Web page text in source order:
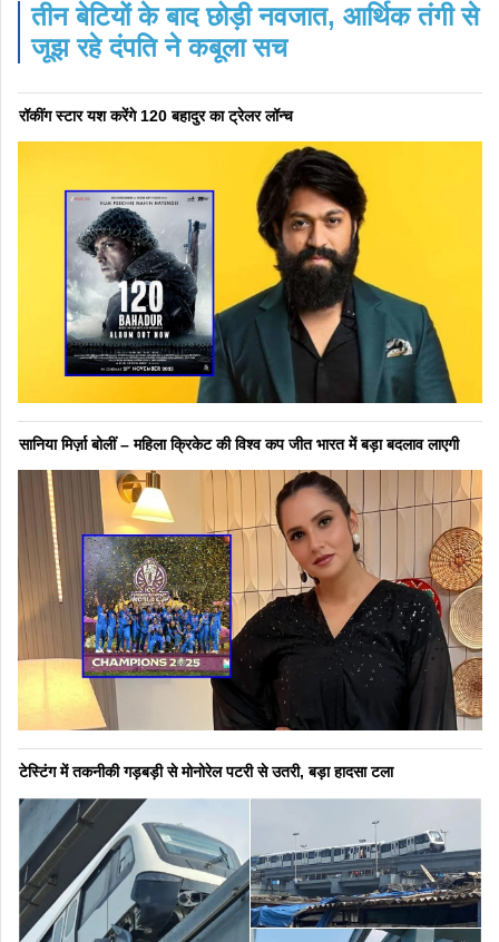
तीन बेटियों के बाद छोड़ी नवजात, आर्थिक तंगी से
जूझ रहे दंपति ने कबूला सच
रॉकींग स्टार यश करेंगे 120 बहादुर का ट्रेलर लॉन्च
सानिया मिर्ज़ा बोलीं – महिला क्रिकेट की विश्व कप जीत भारत में बड़ा बदलाव लाएगी
टेस्टिंग में तकनीकी गड़बड़ी से मोनोरेल पटरी से उतरी, बड़ा हादसा टला